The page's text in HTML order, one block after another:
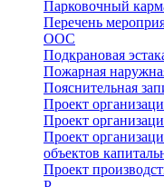
Парковочный
Перечень
ООС
Подкрановая
Пожарная
Пояснительная
Проект
Проект
Проект
объектов
Проект